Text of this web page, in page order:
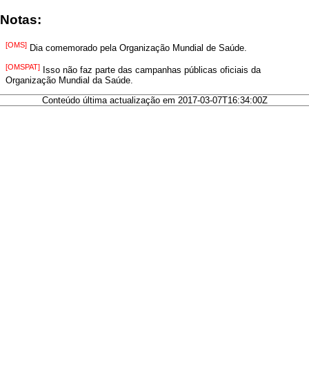
Notas:
[OMS] Dia comemorado pela Organização Mundial de Saúde.
[OMSPAT]
Isso não faz parte das campanhas públicas oficiais da
Organização Mundial da Saúde.
Conteúdo última actualização em 2017-03-07T16:34:00Z